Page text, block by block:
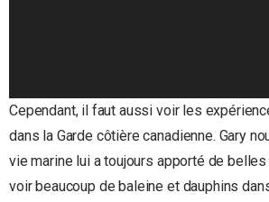
Cependant, il faut aussi voir les
dans la Garde côtière canadienne. Gary
vie marine lui a toujours apporté de belles
voir beaucoup de baleine et dauphins